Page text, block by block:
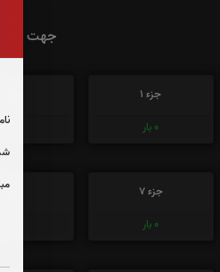
جهت
جزء 1
0 بار بار
جزء 7
0 بار
جزء 8